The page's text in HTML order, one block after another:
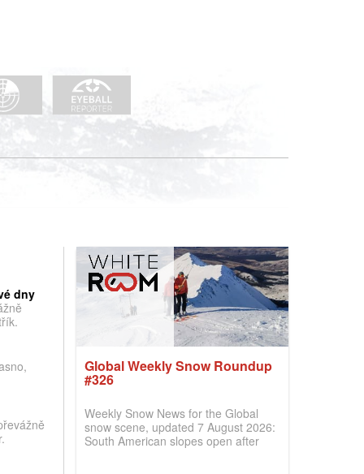
dny
Global Weekly Snow Roundup
#326
Weekly Snow News for the Global
snow scene, updated 7 August 2026:
South American slopes open after